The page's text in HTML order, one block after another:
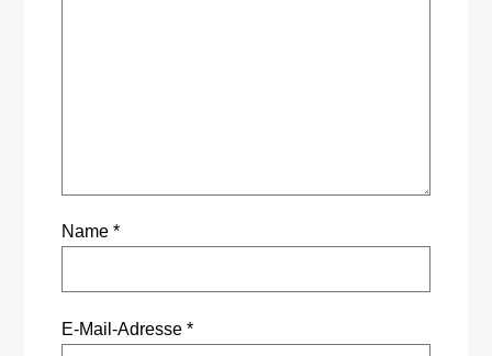
Name *
E-Mail-Adresse *